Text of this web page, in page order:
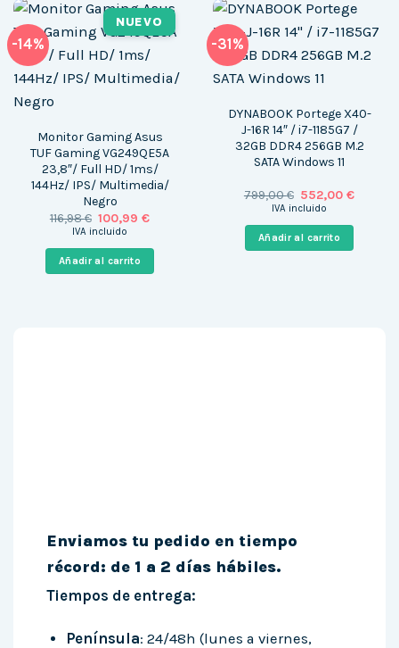
-14%
NUEVO
Monitor Gaming Asus
TUF Gaming VG249QE5A
23,8″/ Full HD/ 1ms/
144Hz/ IPS/ Multimedia/
Negro
116,98€ El
precio
era:
116,98 €.
100,99€El
es:
IVA incluido
Añadir al carrito
-31%
DYNABOOK Portege X40-
J-16R 14″ / i7-1185G7 /
32GB DDR4 256GB M.2
SATA Windows 11
799,00€ El
precio
era:
799,00 €.
552,00€El
IVA incluido
Añadir al carrito
Enviamos tu pedido en tiempo
récord: de 1 a 2 días hábiles.
Tiempos de entrega:
Península: 24/48h (lunes a viernes,